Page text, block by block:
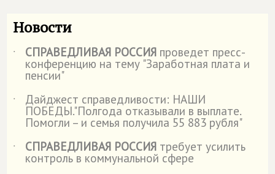
Новости
˙ СПРАВЕДЛИВАЯ РОССИЯ проведет пресс-
конференцию на тему "Заработная плата и
пенсии"
˙
Дайджест справедливости: НАШИ
ПОБЕДЫ."Полгода отказывали в выплате.
Помогли – и семья получила 55 883 рубля"
˙
СПРАВЕДЛИВАЯ РОССИЯ требует усилить
контроль в коммунальной сфере